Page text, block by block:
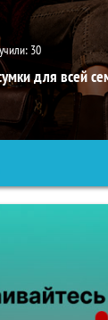
30
для всей